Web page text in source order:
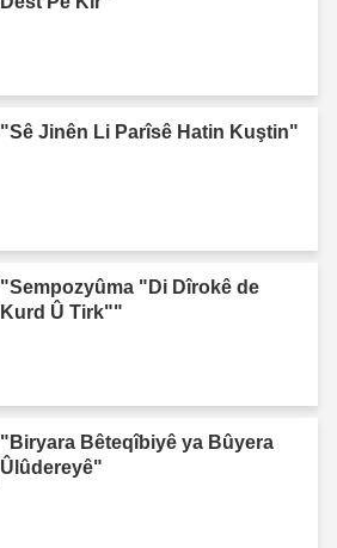
"Sê Jinên Li Parîsê Hatin Kuştin"
"Sempozyûma "Di Dîrokê de
Kurd Û Tirk""
"Biryara Bêteqîbiyê ya Bûyera
Ûlûdereyê"